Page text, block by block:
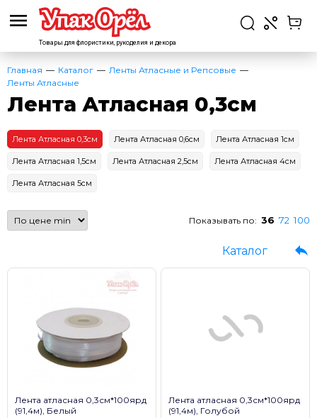
Товары для флористики, рукоделия и декора
Главная Каталог
Ленты Атласные и Репсовые
Ленты Атласные
Лента Атласная 0,3см
Лента Атласная 0,3см Лента Атласная 0,6см Лента Атласная 1см
Лента Атласная 1,5см Лента Атласная 2,5см Лента Атласная 4см
Лента Атласная 5см
Показывать по: 36 72 100
Каталог
Лента атласная 0,3см*100ярд
(91,4м), Белый
Лента атласная 0,3см*100ярд
(91,4м), Голубой